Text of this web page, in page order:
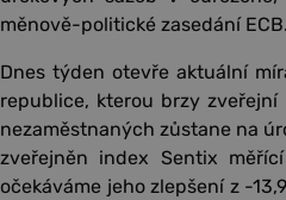
měnově-politické zasedání ECB.
Dnes týden otevře aktuální
republice, kterou brzy zveřejní
nezaměstnaných zůstane na
zveřejněn index Sentix
očekáváme jeho zlepšení z -